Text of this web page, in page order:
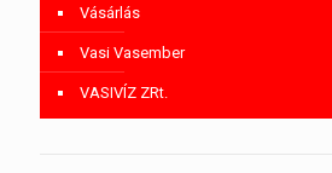
Vásárlás
Vasi Vasember
VASIVÍZ ZRt.